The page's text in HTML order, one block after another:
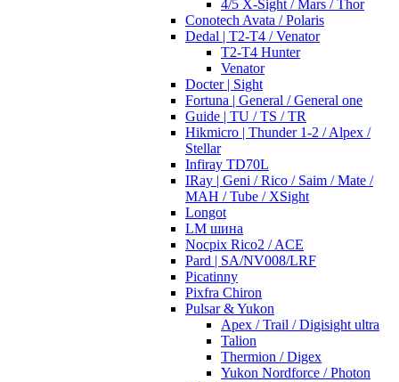
4/5 X-Sight / Mars / Thor
Conotech Avata / Polaris
Dedal | T2-T4 / Venator
T2-T4 Hunter
Venator
Docter | Sight
Fortuna | General / General one
Guide | TU / TS / TR
Hikmicro | Thunder 1-2 / Alpex /
Stellar
Infiray TD70L
IRay | Geni / Rico / Saim / Mate /
MAH / Tube / XSight
Longot
LM шина
Nocpix Rico2 / ACE
Pard | SA/NV008/LRF
Picatinny
Pixfra Chiron
Pulsar & Yukon
Apex / Trail / Digisight ultra
Talion
Thermion / Digex
Yukon Nordforce / Photon